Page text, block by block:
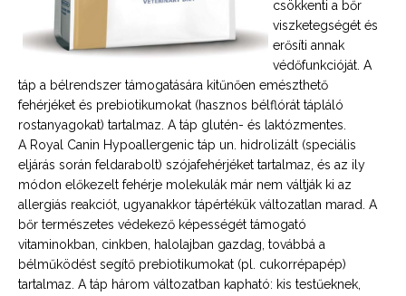
csökkenti a bőr
viszketegségét és
erősíti annak
védőfunkcióját. A
táp a bélrendszer támogatására kitűnően emészthető
fehérjéket és prebiotikumokat (hasznos bélflórát tápláló
rostanyagokat) tartalmaz. A táp glutén- és laktózmentes.
A Royal Canin Hypoallergenic táp un. hidrolizált (speciális
eljárás során feldarabolt) szójafehérjéket tartalmaz, és az ily
módon előkezelt fehérje molekulák már nem váltják ki az
allergiás reakciót, ugyanakkor tápértékük változatlan marad. A
bőr természetes védekező képességét támogató
vitaminokban, cinkben, halolajban gazdag, továbbá a
bélműködést segítő prebiotikumokat (pl. cukorrépapép)
tartalmaz. A táp három változatban kapható: kis testűeknek,